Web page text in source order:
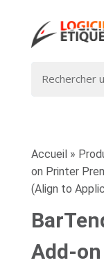
Accueil »
on Printer
(Align to
Add-